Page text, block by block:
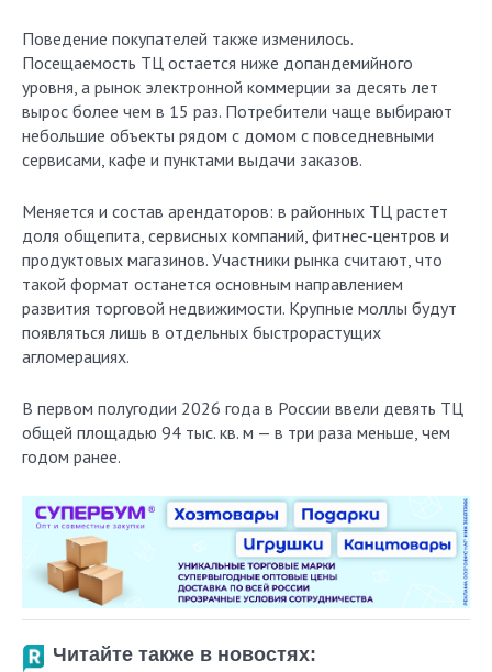
Поведение покупателей также изменилось.
Посещаемость ТЦ остается ниже допандемийного
уровня, а рынок электронной коммерции за десять лет
вырос более чем в 15 раз. Потребители чаще выбирают
небольшие объекты рядом с домом с повседневными
сервисами, кафе и пунктами выдачи заказов.
Меняется и состав арендаторов: в районных ТЦ растет
доля общепита, сервисных компаний, фитнес-центров и
продуктовых магазинов. Участники рынка считают, что
такой формат останется основным направлением
развития торговой недвижимости. Крупные моллы будут
появляться лишь в отдельных быстрорастущих
агломерациях.
В первом полугодии 2026 года в России ввели девять ТЦ
общей площадью 94 тыс. кв. м — в три раза меньше, чем
годом ранее.
Читайте также в новостях: